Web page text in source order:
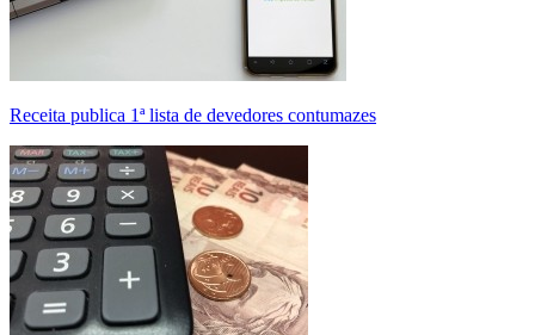
Receita publica 1ª lista de devedores contumazes